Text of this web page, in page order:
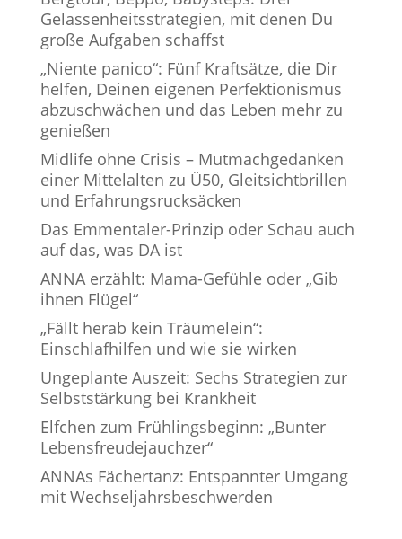
Gelassenheitsstrategien, mit denen Du
große Aufgaben schaffst
„Niente panico“: Fünf Kraftsätze, die Dir
helfen, Deinen eigenen Perfektionismus
abzuschwächen und das Leben mehr zu
genießen
Midlife ohne Crisis – Mutmachgedanken
einer Mittelalten zu Ü50, Gleitsichtbrillen
und Erfahrungsrucksäcken
Das Emmentaler-Prinzip oder Schau auch
auf das, was DA ist
ANNA erzählt: Mama-Gefühle oder „Gib
ihnen Flügel“
„Fällt herab kein Träumelein“:
Einschlafhilfen und wie sie wirken
Ungeplante Auszeit: Sechs Strategien zur
Selbststärkung bei Krankheit
Elfchen zum Frühlingsbeginn: „Bunter
Lebensfreudejauchzer“
ANNAs Fächertanz: Entspannter Umgang
mit Wechseljahrsbeschwerden